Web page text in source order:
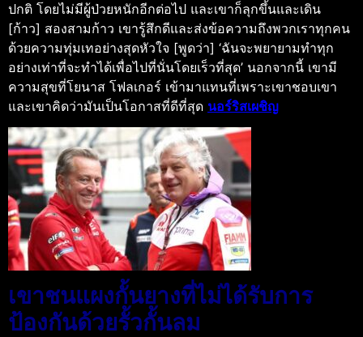
ปกติ โดยไม่มีผู้ป่วยหนักอีกต่อไป และเขาก็ลุกขึ้นและเดิน
[ก้าว] สองสามก้าว เขารู้สึกดีและส่งข้อความถึงพวกเราทุกคน
ด้วยความทุ่มเทอย่างสุดหัวใจ [พูดว่า] ‘ฉันจะพยายามทำทุก
อย่างเท่าที่จะทำได้เพื่อไปที่นั่นโดยเร็วที่สุด’ นอกจากนี้ เขามี
ความสุขที่โยนาส โฟลเกอร์ เข้ามาแทนที่เพราะเขาชอบเขา
และเขาคิดว่ามันเป็นโอกาสที่ดีที่สุด นอร์ริสเผชิญ
เขาชนแผงกั้นยางที่ไม่ได้รับการ
ป้องกันด้วยรั้วกั้นลม